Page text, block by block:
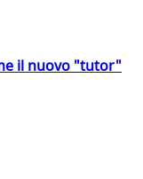
il nuovo "tutor"